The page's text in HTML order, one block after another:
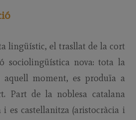
lingüístic, el trasllat de la cort
sociolingüística nova: tota la
moment, es produïa a
Part de la noblesa catalana
i es castellanitza (aristocràcia i